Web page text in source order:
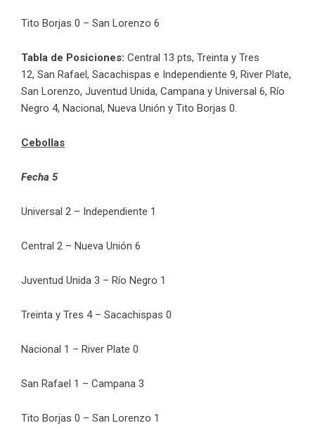
Tito Borjas 0 – San Lorenzo 6
Tabla de Posiciones: Central 13 pts, Treinta y Tres
12, San Rafael, Sacachispas e Independiente 9, River Plate,
San Lorenzo, Juventud Unida, Campana y Universal 6, Río
Negro 4, Nacional, Nueva Unión y Tito Borjas 0.
Cebollas
Fecha 5
Universal 2 – Independiente 1
Central 2 – Nueva Unión 6
Juventud Unida 3 – Río Negro 1
Treinta y Tres 4 – Sacachispas 0
Nacional 1 – River Plate 0
San Rafael 1 – Campana 3
Tito Borjas 0 – San Lorenzo 1